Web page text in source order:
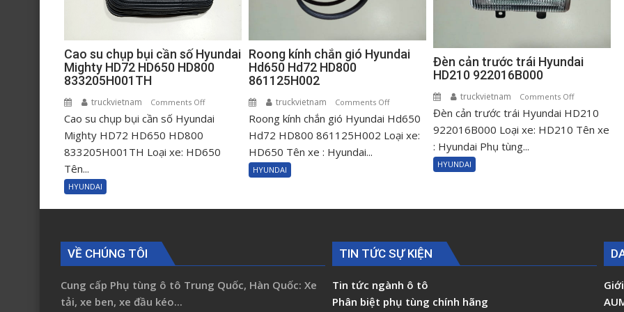
Cao su chụp bụi cần số Hyundai
Mighty HD72 HD650 HD800
833205H001TH
truckvietnam Comments Offon
Cao
chụp
Hyundai
HD800
833205H001TH
Cao su chụp bụi cần số Hyundai
Mighty HD72 HD650 HD800
833205H001TH Loại xe: HD650
Tên...
HYUNDAI
Roong kính chắn gió Hyundai
Hd650 Hd72 HD800
861125H002
truckvietnam Comments Offon
Roong
kính
Hd72
Roong kính chắn gió Hyundai Hd650
Hd72 HD800 861125H002 Loại xe:
HD650 Tên xe : Hyundai...
HYUNDAI
Đèn cản trước trái Hyundai
HD210 922016B000
truckvietnam Comments Offon
Đèn
cản
Đèn cản trước trái Hyundai HD210
922016B000 Loại xe: HD210 Tên xe
: Hyundai Phụ tùng...
HYUNDAI
VỀ CHÚNG TÔI
Cung cấp Phụ tùng ô tô Trung Quốc, Hàn Quốc: Xe
tải, xe ben, xe đầu kéo...
TIN TỨC SỰ KIỆN
Tin tức ngành ô tô
Phân biệt phụ tùng chính hãng